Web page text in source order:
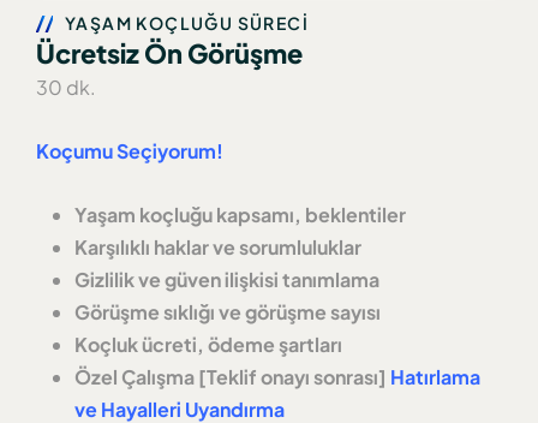
YAŞAM KOÇLUĞU SÜRECİ
Ücretsiz Ön Görüşme
30 dk.
Koçumu Seçiyorum!
Yaşam koçluğu kapsamı, beklentiler
Karşılıklı haklar ve sorumluluklar
Gizlilik ve güven ilişkisi tanımlama
Görüşme sıklığı ve görüşme sayısı
Koçluk ücreti, ödeme şartları
Özel Çalışma [Teklif onayı sonrası] Hatırlama
ve Hayalleri Uyandırma